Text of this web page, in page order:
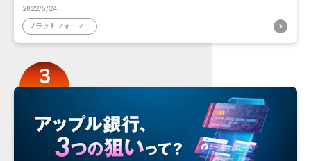
2022/5/24
プラットフォーマー